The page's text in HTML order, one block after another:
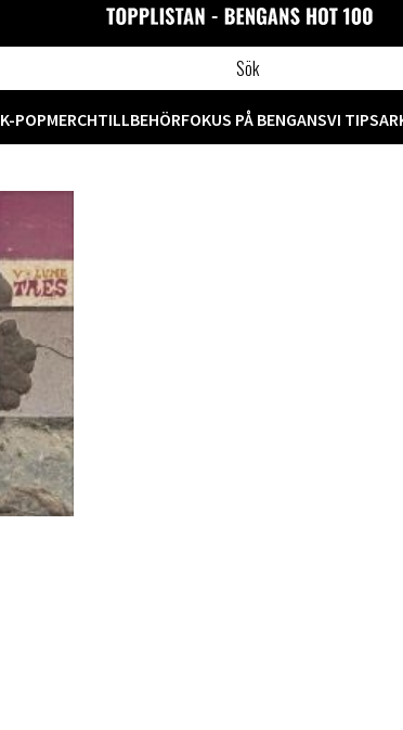
K-POPMERCHTILLBEHÖRFOKUS PÅ BENGANSVI TIPSAR